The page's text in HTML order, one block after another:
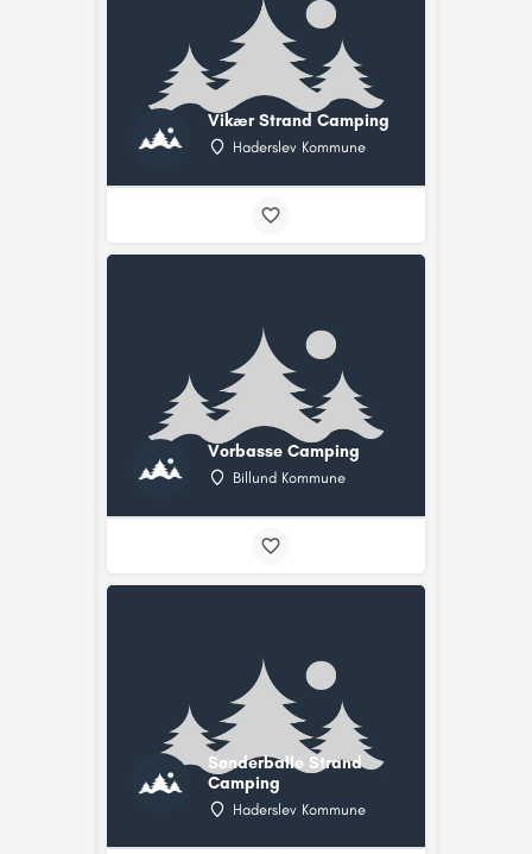
Vikær Strand Camping
Haderslev Kommune
Vorbasse Camping
Billund Kommune
Sønderballe Strand
Camping
Haderslev Kommune